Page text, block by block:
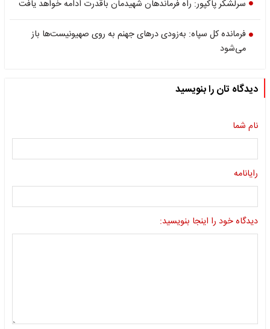
سرلشکر پاکپور: راه فرماندهان شهیدمان باقدرت ادامه خواهد یافت
فرمانده کل سپاه: به‌زودی درهای جهنم به روی صهیونیست‌ها باز
می‌شود
دیدگاه تان را بنویسید
نام شما
رایانامه
دیدگاه خود را اینجا بنویسید: